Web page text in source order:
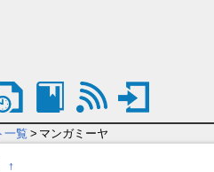
一覧 > マンガミーヤ
†